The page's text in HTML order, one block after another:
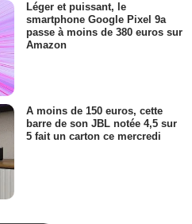
Léger et puissant, le
smartphone Google Pixel 9a
passe à moins de 380 euros sur
Amazon
A moins de 150 euros, cette
barre de son JBL notée 4,5 sur
5 fait un carton ce mercredi